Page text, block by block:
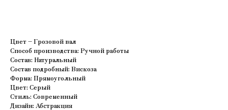
Цвет – Грозовой вал
Способ производства: Ручной работы
Состав: Натуральный
Состав подробный: Вискоза
Форма: Прямоугольный
Цвет: Серый
Стиль: Современный
Дизайн: Абстракция